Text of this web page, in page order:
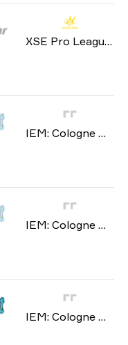
XSE Pro League 2026
IEM: Cologne Major 2026
IEM: Cologne Major 2026
IEM: Cologne Major 2026